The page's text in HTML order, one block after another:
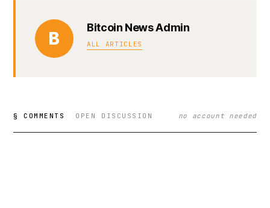
B
Bitcoin News Admin
ALL ARTICLES
§ COMMENTS OPEN DISCUSSION no account needed